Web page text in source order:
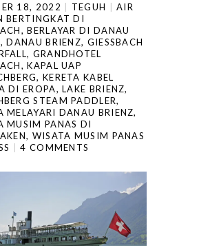
18, 2022 TEGUH
AIR
BERTINGKAT DI
,BERLAYAR DI DANAU
,DANAU BRIENZ, GIESSBACH
, GRANDHOTEL
,KAPAL UAP
, KERETA KABEL
DI EROPA,LAKE BRIENZ,
STEAM PADDLER,
MELAYARI DANAU BRIENZ,
MUSIM PANAS DI
, WISATA MUSIM PANAS
4 COMMENTS